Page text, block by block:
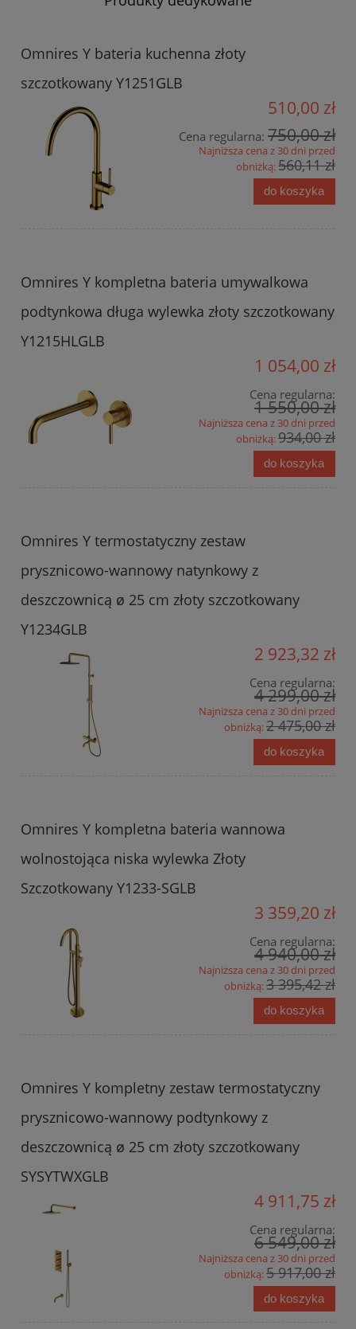
Omnires Y bateria kuchenna złoty
szczotkowany Y1251GLB
510,00 zł
Cena regularna: 750,00 zł
Najniższa cena z 30 dni przed
obniżką:560,11 zł
do koszyka
Omnires Y kompletna bateria umywalkowa
podtynkowa długa wylewka złoty szczotkowany
Y1215HLGLB
1 054,00 zł
Cena regularna:
1 550,00 zł
Najniższa cena z 30 dni przed
obniżką:934,00 zł
do koszyka
Omnires Y termostatyczny zestaw
prysznicowo-wannowy natynkowy z
deszczownicą ø 25 cm złoty szczotkowany
Y1234GLB
2 923,32 zł
Cena regularna:
4 299,00 zł
Najniższa cena z 30 dni przed
obniżką:2 475,00 zł
do koszyka
Omnires Y kompletna bateria wannowa
wolnostojąca niska wylewka Złoty
Szczotkowany Y1233-SGLB
3 359,20 zł
Cena regularna:
4 940,00 zł
Najniższa cena z 30 dni przed
obniżką:3 395,42 zł
do koszyka
Omnires Y kompletny zestaw termostatyczny
prysznicowo-wannowy podtynkowy z
deszczownicą ø 25 cm złoty szczotkowany
SYSYTWXGLB
4 911,75 zł
Cena regularna:
6 549,00 zł
Najniższa cena z 30 dni przed
obniżką:5 917,00 zł
do koszyka